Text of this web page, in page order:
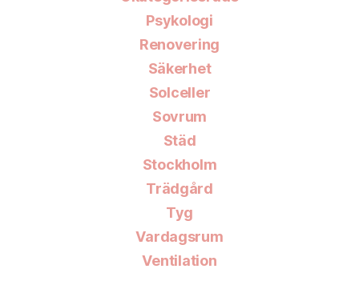
Psykologi
Renovering
Säkerhet
Solceller
Sovrum
Städ
Stockholm
Trädgård
Tyg
Vardagsrum
Ventilation